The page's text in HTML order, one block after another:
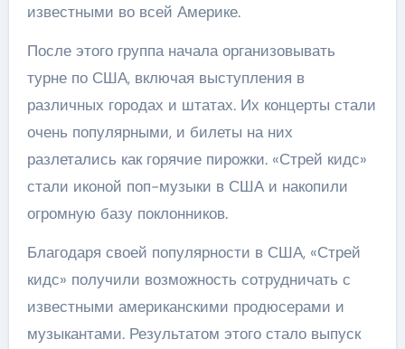
известными во всей Америке.
После этого группа начала организовывать
турне по США, включая выступления в
различных городах и штатах. Их концерты стали
очень популярными, и билеты на них
разлетались как горячие пирожки. «Стрей кидс»
стали иконой поп-музыки в США и накопили
огромную базу поклонников.
Благодаря своей популярности в США, «Стрей
кидс» получили возможность сотрудничать с
известными американскими продюсерами и
музыкантами. Результатом этого стало выпуск